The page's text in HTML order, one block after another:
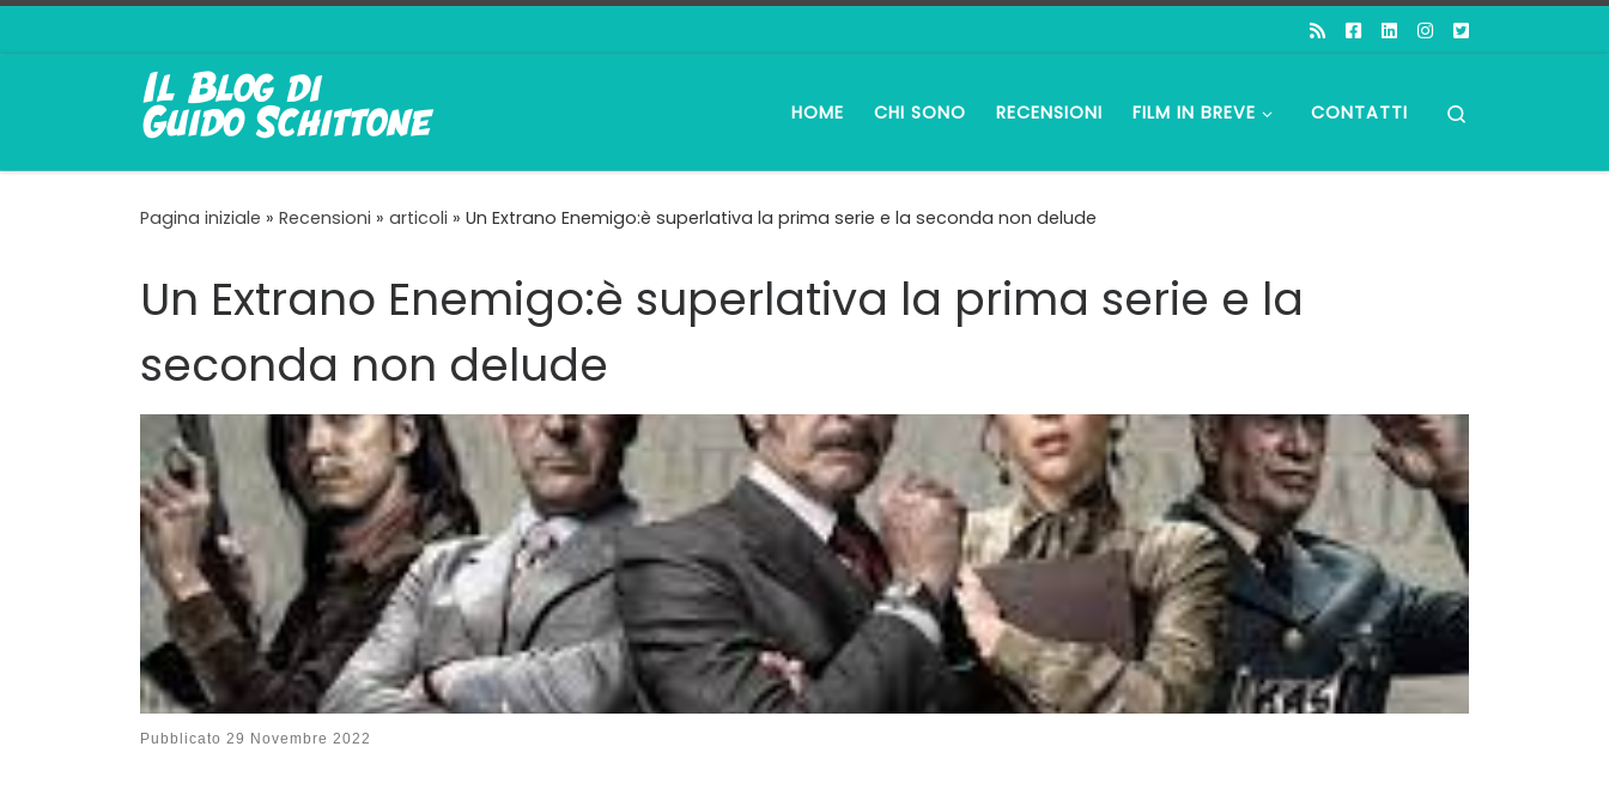
HOME CHI SONO RECENSIONI FILM IN BREVE CONTATTI
Pagina iniziale » Recensioni » articoli » Un Extrano Enemigo:è superlativa la prima serie e la seconda non delude
Un Extrano Enemigo:è superlativa la prima serie e la
seconda non delude
Pubblicato 29 Novembre 2022